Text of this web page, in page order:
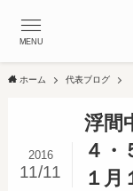
MENU
ホーム 代表ブログ
浮間
４・
１月
2016
11/11